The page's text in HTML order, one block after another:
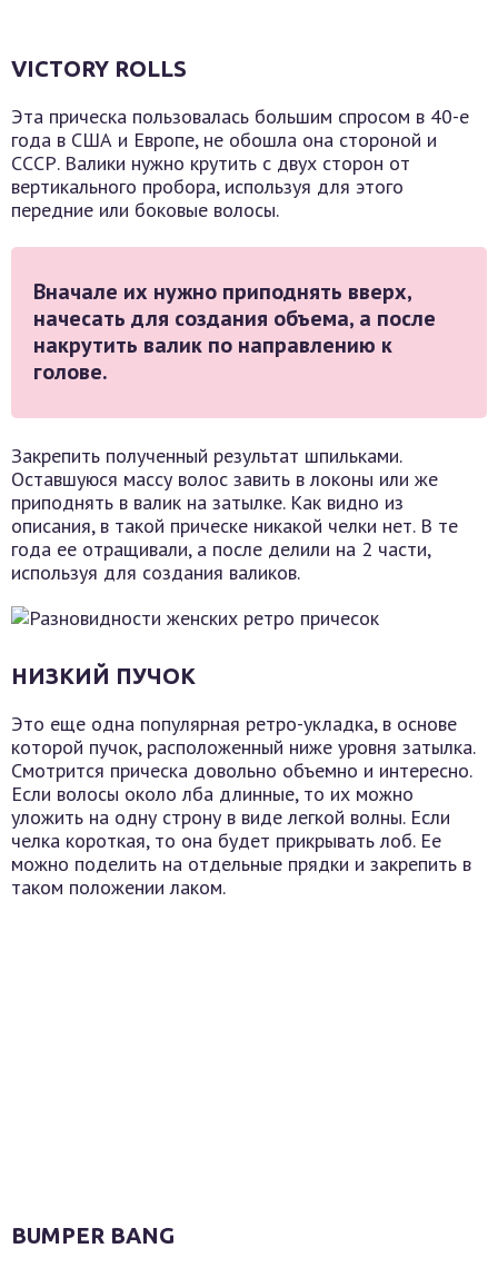
VICTORY ROLLS
Эта прическа пользовалась большим спросом в 40-е
года в США и Европе, не обошла она стороной и
СССР. Валики нужно крутить с двух сторон от
вертикального пробора, используя для этого
передние или боковые волосы.
Вначале их нужно приподнять вверх,
начесать для создания объема, а после
накрутить валик по направлению к
голове.
Закрепить полученный результат шпильками.
Оставшуюся массу волос завить в локоны или же
приподнять в валик на затылке. Как видно из
описания, в такой прическе никакой челки нет. В те
года ее отращивали, а после делили на 2 части,
используя для создания валиков.
НИЗКИЙ ПУЧОК
Это еще одна популярная ретро-укладка, в основе
которой пучок, расположенный ниже уровня затылка.
Смотрится прическа довольно объемно и интересно.
Если волосы около лба длинные, то их можно
уложить на одну строну в виде легкой волны. Если
челка короткая, то она будет прикрывать лоб. Ее
можно поделить на отдельные прядки и закрепить в
таком положении лаком.
BUMPER BANG